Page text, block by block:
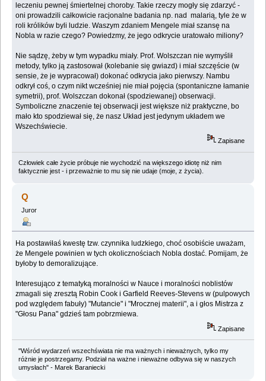
leczeniu pewnej śmiertelnej choroby. Takie rzeczy mogły się zdarzyć -
oni prowadzili całkowicie racjonalne badania np. nad malarią, tyle że w
roli królików byli ludzie. Waszym zdaniem Mengele miał szansę na
Nobla w razie czego? Powiedzmy, że jego odkrycie uratowało miliony?
Nie sądzę, żeby w tym wypadku miały. Prof. Wolszczan nie wymyślił
metody, tylko ją zastosował (kolebanie się gwiazd) i miał szczęście (w
sensie, że je wypracował) dokonać odkrycia jako pierwszy. Nambu
odkrył coś, o czym nikt wcześniej nie miał pojęcia (spontaniczne łamanie
symetrii), prof. Wolszczan dokonał (spodziewanej) obserwacji.
Symboliczne znaczenie tej obserwacji jest większe niż praktyczne, bo
mało kto spodziewał się, że nasz Układ jest jedynym układem we
Wszechświecie.
Zapisane
Człowiek całe życie próbuje nie wychodzić na większego idiotę niż nim
faktycznie jest - i przeważnie to mu się nie udaje (moje, z życia).
Q
Juror
Ha postawiłaś kwestę tzw. czynnika ludzkiego, choć osobiście uważam,
że Mengele powinien w tych okolicznościach Nobla dostać. Pomijam, że
byłoby to demoralizujące.
Interesująco z tematyką moralności w Nauce i moralności noblistów
zmagali się zresztą Robin Cook i Garfield Reeves-Stevens w (pulpowych
pod względem fabuły) "Mutancie" i "Mrocznej materii", a i głos Mistrza z
"Głosu Pana" gdzieś tam pobrzmiewa.
Zapisane
"Wśród wydarzeń wszechświata nie ma ważnych i nieważnych, tylko my
różnie je postrzegamy. Podział na ważne i nieważne odbywa się w naszych
umysłach" - Marek Baraniecki